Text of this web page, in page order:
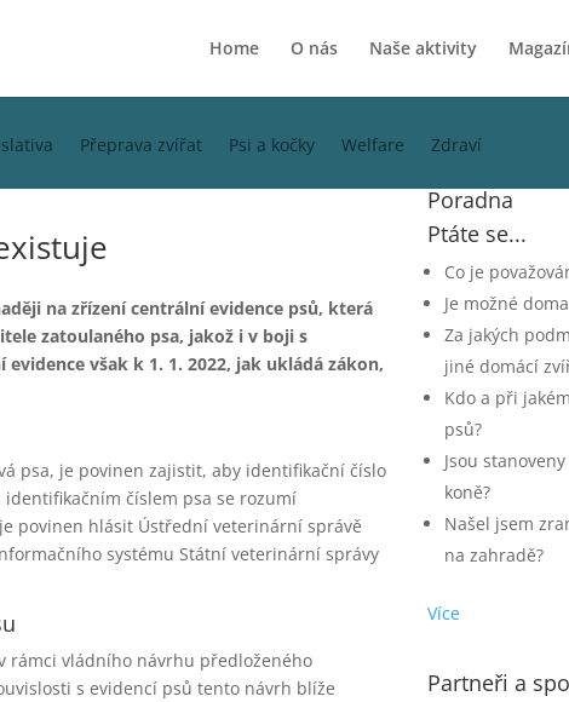
Home O nás Naše aktivity
Přeprava zvířat Psi a kočky Welfare Zdraví
na zřízení centrální evidence psů, která
zatoulaného psa, jakož i v boji s
evidence však k 1. 1.2022, jak ukládá zákon,
psa, je povinen zajistit, aby identifikační číslo
identifikačním číslem psa se rozumí
povinen hlásit Ústřední veterinární správě
systému Státní veterinární správy
rámci vládního návrhu předloženého
s evidencí psů tento návrh blíže
Poradna
Ptáte se...
Co je
Je možné
Za jakých
jiné domácí
Kdo a při
psů?
Jsou
koně?
Našel jsem
na zahradě?
Více
Partneři a